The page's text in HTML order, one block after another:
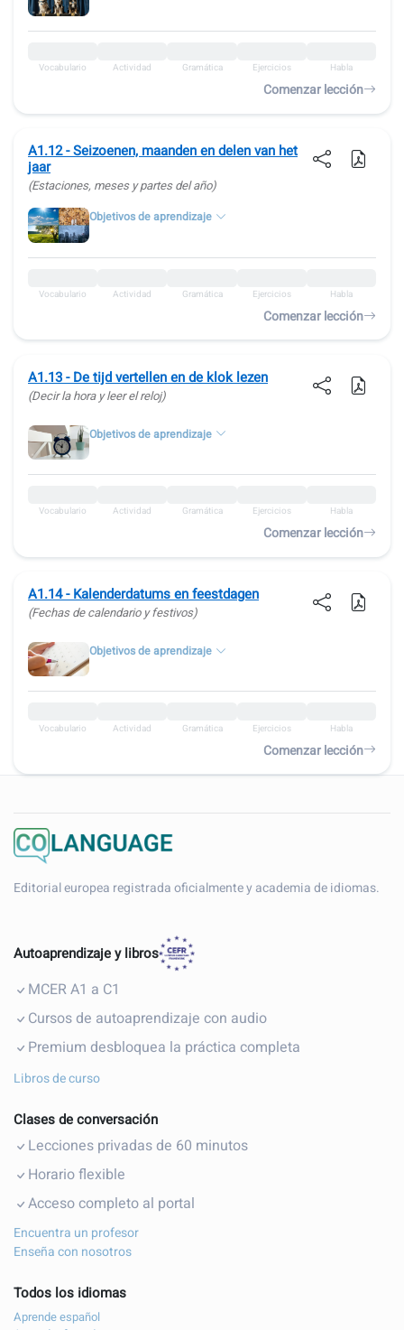
Vocabulario Actividad Gramática Ejercicios Habla
Comenzar lección
A1.12 - Seizoenen, maanden en delen van het
jaar
(Estaciones, meses y partes del año)
Objetivos de aprendizaje
Vocabulario Actividad Gramática Ejercicios Habla
Comenzar lección
A1.13 - De tijd vertellen en de klok lezen
(Decir la hora y leer el reloj)
Objetivos de aprendizaje
Vocabulario Actividad Gramática Ejercicios Habla
Comenzar lección
A1.14 - Kalenderdatums en feestdagen
(Fechas de calendario y festivos)
Objetivos de aprendizaje
Vocabulario Actividad Gramática Ejercicios Habla
Comenzar lección
Editorial europea registrada oficialmente y academia de idiomas.
Autoaprendizaje y libros
MCER A1 a C1
Cursos de autoaprendizaje con audio
Premium desbloquea la práctica completa
Libros de curso
Clases de conversación
Lecciones privadas de 60 minutos
Horario flexible
Acceso completo al portal
Encuentra un profesor
Enseña con nosotros
Todos los idiomas
Aprende español